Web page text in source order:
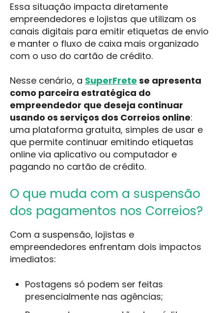
Essa situação impacta diretamente
empreendedores e lojistas que utilizam os
canais digitais para emitir etiquetas de envio
e manter o fluxo de caixa mais organizado
com o uso do cartão de crédito.
Nesse cenário, a SuperFrete se apresenta
como parceira estratégica do
empreendedor que deseja continuar
usando os serviços dos Correios online:
uma plataforma gratuita, simples de usar e
que permite continuar emitindo etiquetas
online via aplicativo ou computador e
pagando no cartão de crédito.
O que muda com a suspensão
dos pagamentos nos Correios?
Com a suspensão, lojistas e
empreendedores enfrentam dois impactos
imediatos:
Postagens só podem ser feitas
presencialmente nas agências;